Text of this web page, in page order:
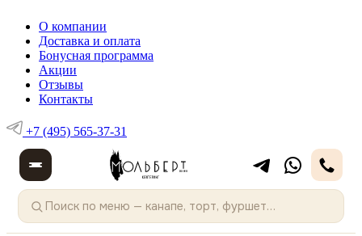
О компании
Доставка и оплата
Бонусная программа
Акции
Отзывы
Контакты
+7 (495) 565-37-31